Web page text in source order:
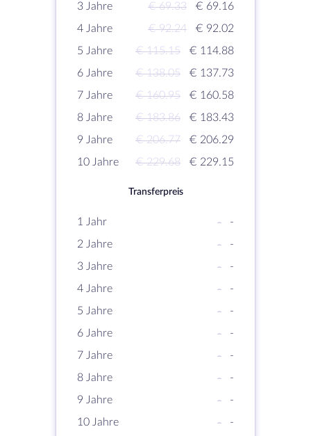
3 Jahre
€ 69.33
€ 69.16
4 Jahre
€ 92.24
€ 92.02
5 Jahre
€ 115.15
€ 114.88
6 Jahre
€ 138.05
€ 137.73
7 Jahre
€ 160.95
€ 160.58
8 Jahre
€ 183.86
€ 183.43
9 Jahre
€ 206.77
€ 206.29
10 Jahre
€ 229.68 € 229.15
Transferpreis
1 Jahr -
-
2 Jahre
-
-
3 Jahre
-
-
4 Jahre
-
-
5 Jahre
-
-
6 Jahre
-
-
7 Jahre
-
-
8 Jahre
-
-
9 Jahre
-
-
10 Jahre
- -